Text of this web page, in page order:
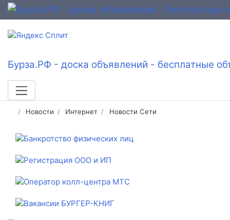
Бурза.РФ - доска объявлений - бесплатные
Новости Интернет Новости Сети